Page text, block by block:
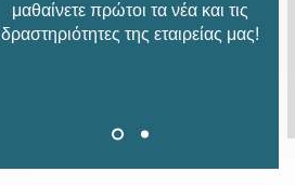
μαθαίνετε πρώτοι τα νέα και τις
δραστηριότητες της εταιρείας μας!